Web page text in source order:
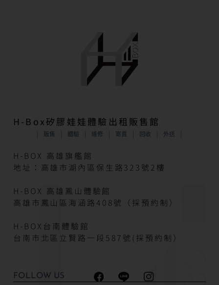
H-Box矽膠娃娃體驗出租販售館
販售 體驗 維修 寄賣 回收 外送
H-BOX 高雄旗艦館
地址：高雄市湖內區保生路323號2樓
H-BOX 高雄鳳山體驗館
高雄市鳳山區海涵路408號（採預約制）
H-BOX台南體驗館
台南市北區立賢路一段587號(採預約制）
FOLLOW US